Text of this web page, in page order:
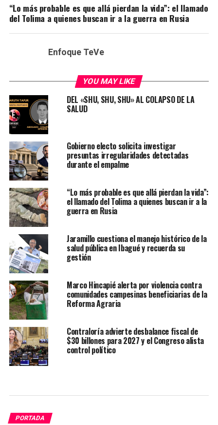
“Lo más probable es que allá pierdan la vida”: el llamado
del Tolima a quienes buscan ir a la guerra en Rusia
Enfoque TeVe
YOU MAY LIKE
DEL «SHU, SHU, SHU» AL COLAPSO DE LA
SALUD
Gobierno electo solicita investigar
presuntas irregularidades detectadas
durante el empalme
“Lo más probable es que allá pierdan la vida”:
el llamado del Tolima a quienes buscan ir a la
guerra en Rusia
Jaramillo cuestiona el manejo histórico de la
salud pública en Ibagué y recuerda su
gestión
Marco Hincapié alerta por violencia contra
comunidades campesinas beneficiarias de la
Reforma Agraria
Contraloría advierte desbalance fiscal de
$30 billones para 2027 y el Congreso alista
control político
PORTADA